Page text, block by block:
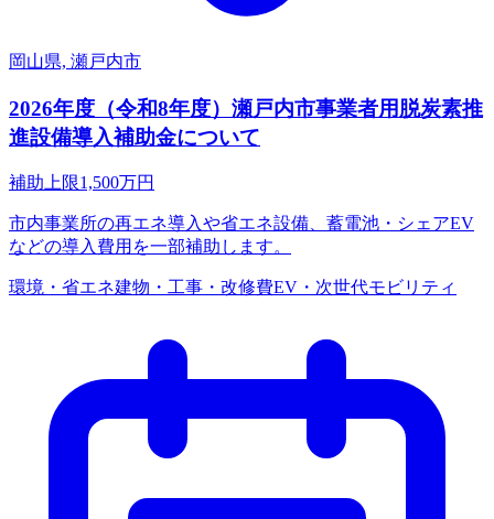
岡山県, 瀬戸内市
2026年度（令和8年度）瀬戸内市事業者用脱炭素推
進設備導入補助金について
補助上限1,500万円
市内事業所の再エネ導入や省エネ設備、蓄電池・シェアEV
などの導入費用を一部補助します。
環境・省エネ建物・工事・改修費EV・次世代モビリティ